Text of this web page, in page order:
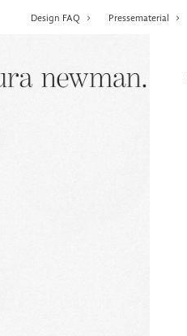
Design FAQ Pressematerial